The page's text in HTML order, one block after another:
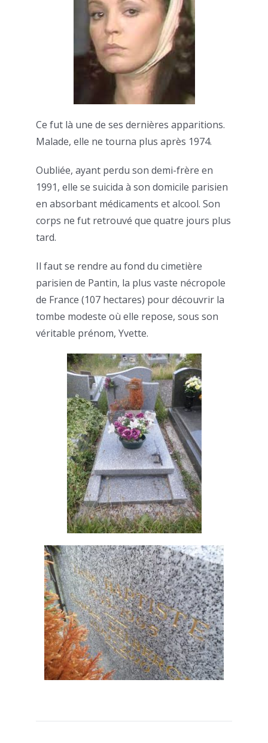
Ce fut là une de ses dernières apparitions.
Malade, elle ne tourna plus après 1974.
Oubliée, ayant perdu son demi-frère en
1991, elle se suicida à son domicile parisien
en absorbant médicaments et alcool. Son
corps ne fut retrouvé que quatre jours plus
tard.
Il faut se rendre au fond du cimetière
parisien de Pantin, la plus vaste nécropole
de France (107 hectares) pour découvrir la
tombe modeste où elle repose, sous son
véritable prénom, Yvette.